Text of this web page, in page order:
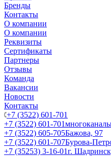
Бренды
Контакты
О компании
О компании
Реквизиты
Сертификаты
Партнеры
Отзывы
Команда
Вакансии
Новости
Контакты
+7 (3522) 601-701
+7 (3522) 601-701
+7 (3522) 605-705Бажова, 97
+7 (3522) 601-707Бурова-
+7 (35253) 3-16-01г.